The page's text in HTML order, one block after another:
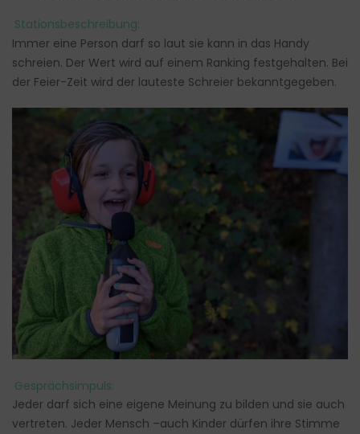
Stationsbeschreibung:
Immer eine Person darf so laut sie kann in das Handy
schreien. Der Wert wird auf einem Ranking festgehalten. Bei
der Feier-Zeit wird der lauteste Schreier bekanntgegeben.
Gesprächsimpuls:
Jeder darf sich eine eigene Meinung zu bilden und sie auch
vertreten. Jeder Mensch –auch Kinder dürfen ihre Stimme